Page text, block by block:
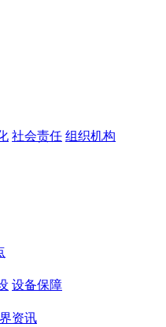
社会责任 组织机构
设备保障
资讯